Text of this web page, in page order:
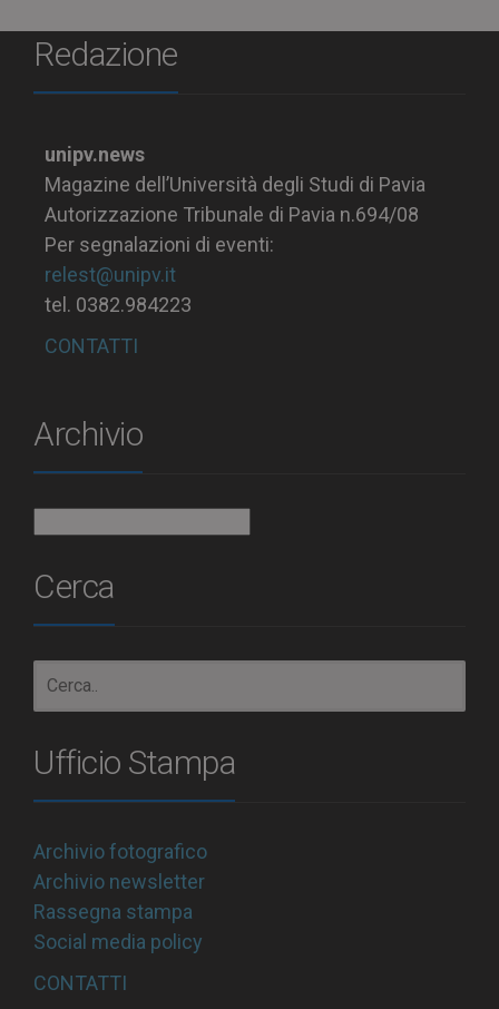
Redazione
unipv.news
Magazine dell’Università degli Studi di Pavia
Autorizzazione Tribunale di Pavia n.694/08
Per segnalazioni di eventi:
relest@unipv.it
tel. 0382.984223
CONTATTI
Archivio
Cerca
Ufficio Stampa
Archivio fotografico
Archivio newsletter
Rassegna stampa
Social media policy
CONTATTI